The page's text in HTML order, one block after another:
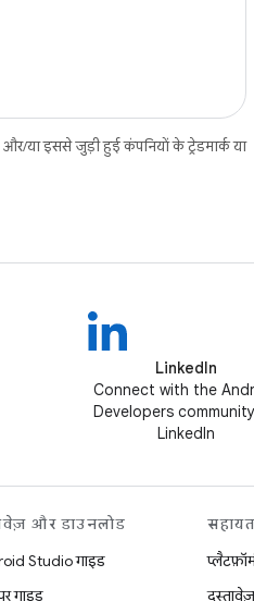
या इससे जुड़ी हुई कंपनियों के ट्रेडमार्क या
LinkedIn
Connect with the
Developers
LinkedIn
और डाउनलोड
Studio गाइड
गाइड